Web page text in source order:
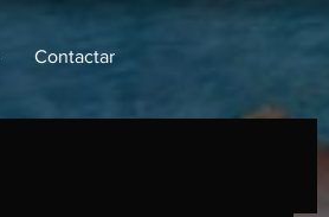
Contactar